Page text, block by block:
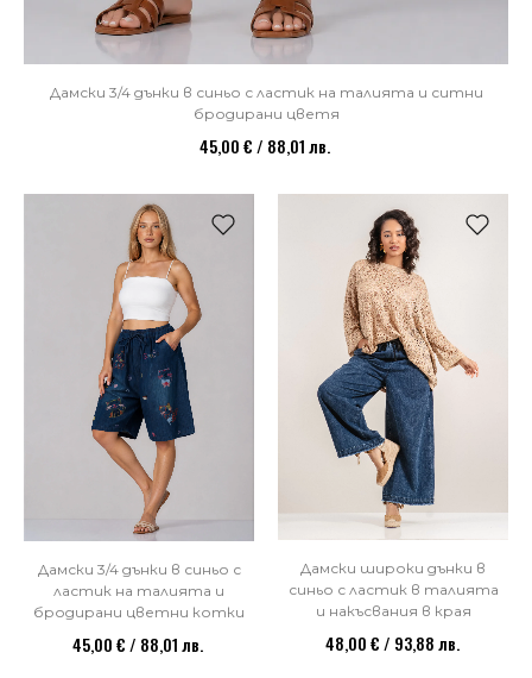
Дамски 3/4 дънки в синьо с ластик на талията и ситни
бродирани цветя
45,00 € / 88,01 лв.
Дамски 3/4 дънки в синьо с
ластик на талията и
бродирани цветни котки
45,00 € / 88,01 лв.
Дамски широки дънки в
синьо с ластик в талията
и накъсвания в края
48,00 € / 93,88 лв.